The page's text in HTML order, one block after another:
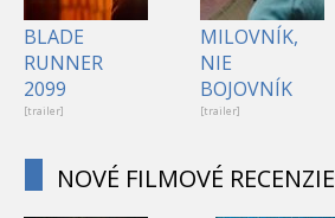
BLADE
RUNNER
2099
[trailer]
MILOVNÍK,
NIE
BOJOVNÍK
[trailer]
NOVÉ FILMOVÉ RECENZIE